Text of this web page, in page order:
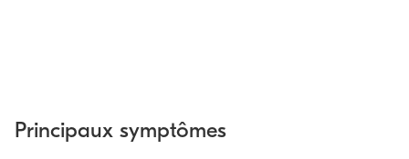
Principaux symptômes